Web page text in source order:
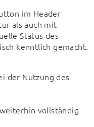
im Header
als auch mit
Status des
kenntlich gemacht.
der Nutzung des
vollständig